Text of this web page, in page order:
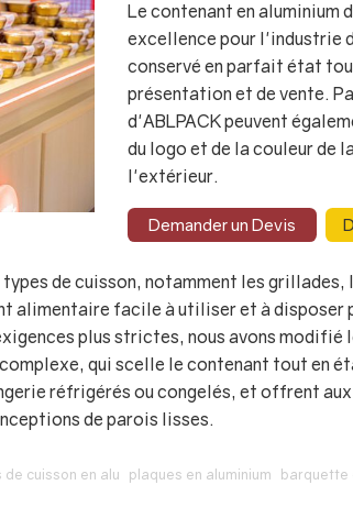
Le contenant en aluminium
excellence pour l'industrie
conservé en parfait état
présentation et de vente.
d'ABLPACK peuvent
du logo et de la couleur de
l'extérieur.
Demander un Devis
de cuisson, notamment les
alimentaire facile à utiliser et à disposer
plus strictes, nous avons modifié
qui scelle le contenant tout en
réfrigérés ou congelés, et offrent
de parois lisses.
de cuisson en alu plaques en aluminium barquette